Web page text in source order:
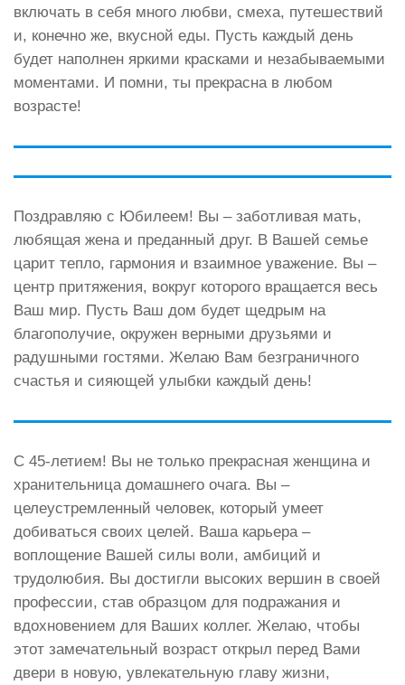
включать в себя много любви, смеха, путешествий
и, конечно же, вкусной еды. Пусть каждый день
будет наполнен яркими красками и незабываемыми
моментами. И помни, ты прекрасна в любом
возрасте!
Поздравляю с Юбилеем! Вы – заботливая мать,
любящая жена и преданный друг. В Вашей семье
царит тепло, гармония и взаимное уважение. Вы –
центр притяжения, вокруг которого вращается весь
Ваш мир. Пусть Ваш дом будет щедрым на
благополучие, окружен верными друзьями и
радушными гостями. Желаю Вам безграничного
счастья и сияющей улыбки каждый день!
С 45-летием! Вы не только прекрасная женщина и
хранительница домашнего очага. Вы –
целеустремленный человек, который умеет
добиваться своих целей. Ваша карьера –
воплощение Вашей силы воли, амбиций и
трудолюбия. Вы достигли высоких вершин в своей
профессии, став образцом для подражания и
вдохновением для Ваших коллег. Желаю, чтобы
этот замечательный возраст открыл перед Вами
двери в новую, увлекательную главу жизни,